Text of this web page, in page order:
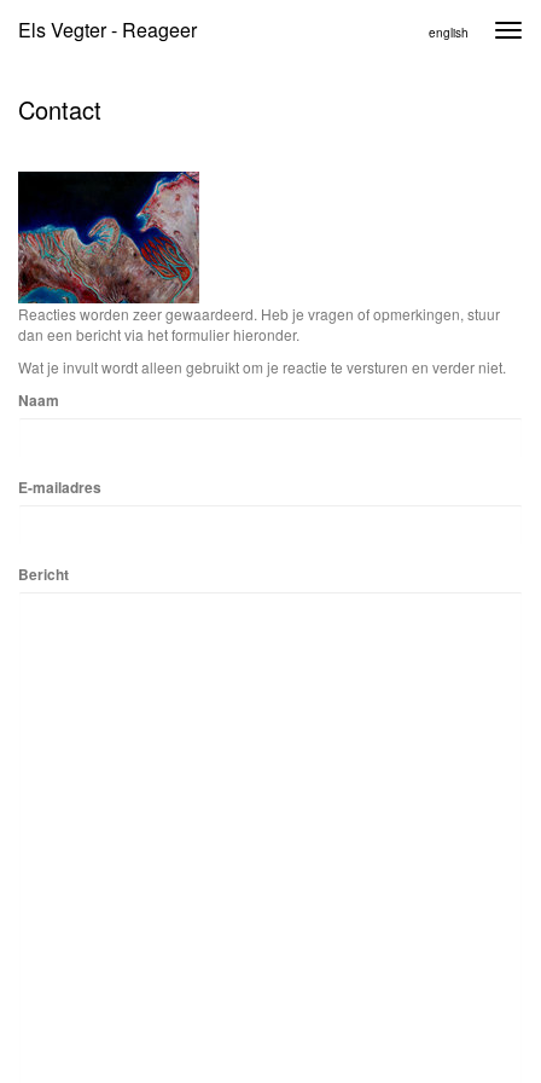
Els Vegter - Reageer english
Contact
Reacties worden zeer gewaardeerd. Heb je vragen of opmerkingen, stuur
dan een bericht via het formulier hieronder.
Wat je invult wordt alleen gebruikt om je reactie te versturen en verder niet.
Naam
E-mailadres
Bericht